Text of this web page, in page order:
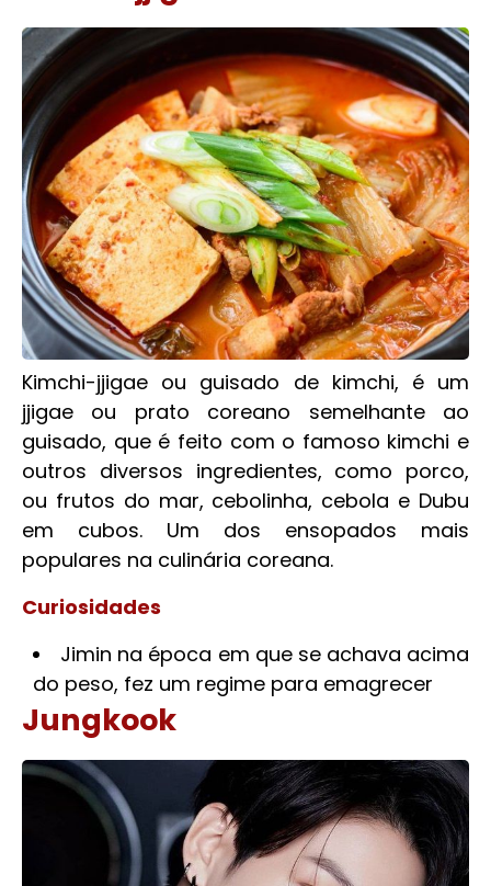
Kimchi-jjigae ou guisado de kimchi, é um
jjigae ou prato coreano semelhante ao
guisado, que é feito com o famoso kimchi e
outros diversos ingredientes, como porco,
ou frutos do mar, cebolinha, cebola e Dubu
em cubos. Um dos ensopados mais
populares na culinária coreana.
Curiosidades
Jimin na época em que se achava acima
do peso, fez um regime para emagrecer
Jungkook